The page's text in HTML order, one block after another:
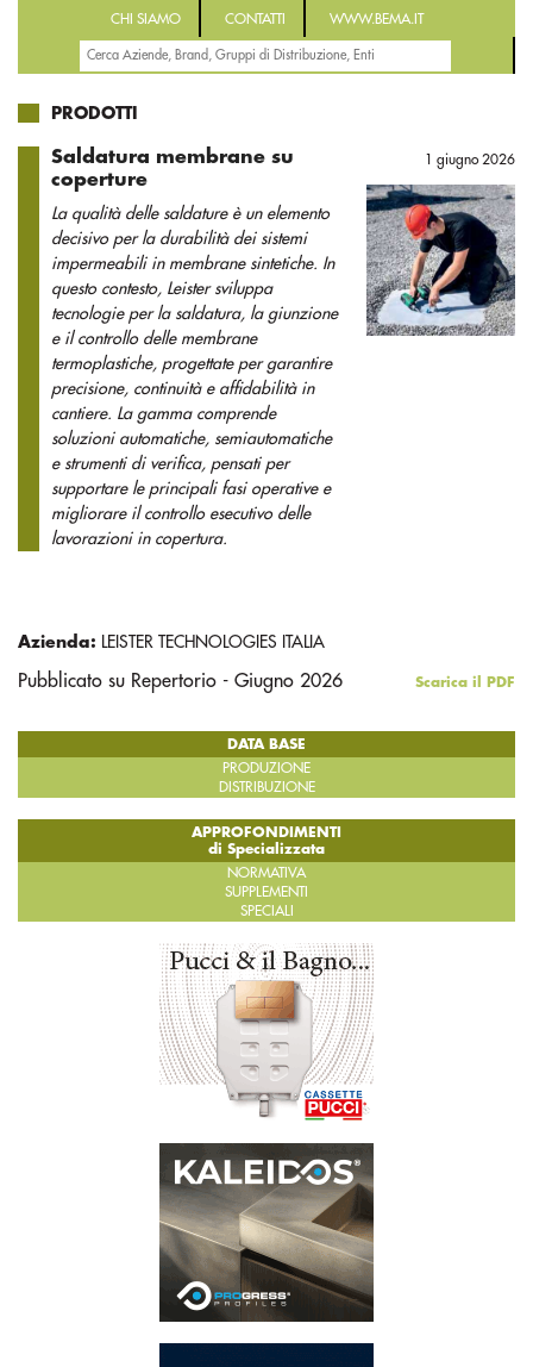
CHI SIAMO CONTATTI WWW.BEMA.IT
PRODOTTI
Saldatura membrane su
coperture
La qualità delle saldature è un elemento
decisivo per la durabilità dei sistemi
impermeabili in membrane sintetiche. In
questo contesto, Leister sviluppa
tecnologie per la saldatura, la giunzione
e il controllo delle membrane
termoplastiche, progettate per garantire
precisione, continuità e affidabilità in
cantiere. La gamma comprende
soluzioni automatiche, semiautomatiche
e strumenti di verifica, pensati per
supportare le principali fasi operative e
migliorare il controllo esecutivo delle
lavorazioni in copertura.
1 giugno 2026
Azienda: LEISTER TECHNOLOGIES ITALIA
Pubblicato su Repertorio - Giugno 2026 Scarica il PDF
DATA BASE
PRODUZIONE
DISTRIBUZIONE
APPROFONDIMENTI
di Specializzata
NORMATIVA
SUPPLEMENTI
SPECIALI